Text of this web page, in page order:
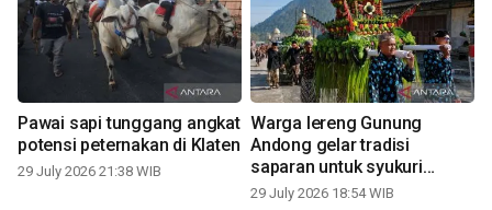
Pawai sapi tunggang angkat
potensi peternakan di Klaten
29 July 2026 21:38 WIB
Warga lereng Gunung
Andong gelar tradisi
saparan untuk syukuri
panen
29 July 2026 18:54 WIB